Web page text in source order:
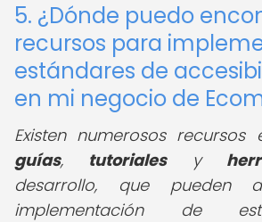
5. ¿Dónde puedo
recursos para
estándares de
en mi negocio de
Existen numerosos
guías, tutorialesy
desarrollo, que pueden
implementación de